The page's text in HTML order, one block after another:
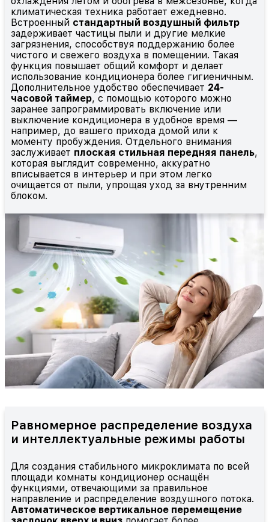
климатическая техника работает ежедневно.
Встроенный стандартный воздушный фильтр
задерживает частицы пыли и другие мелкие
загрязнения, способствуя поддержанию более
чистого и свежего воздуха в помещении. Такая
функция повышает общий комфорт и делает
использование кондиционера более гигиеничным.
Дополнительное удобство обеспечивает 24-
часовой таймер, с помощью которого можно
заранее запрограммировать включение или
выключение кондиционера в удобное время —
например, до вашего прихода домой или к
моменту пробуждения. Отдельного внимания
заслуживает плоская стильная передняя панель,
которая выглядит современно, аккуратно
вписывается в интерьер и при этом легко
очищается от пыли, упрощая уход за внутренним
блоком.
Равномерное распределение воздуха
и интеллектуальные режимы работы
Для создания стабильного микроклимата по всей
площади комнаты кондиционер оснащён
функциями, отвечающими за правильное
направление и распределение воздушного потока.
Автоматическое вертикальное перемещение